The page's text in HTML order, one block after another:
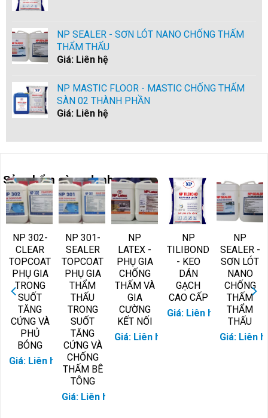
NP SEALER - SƠN LÓT NANO CHỐNG THẤM
THẨM THẤU
Giá: Liên hệ
NP MASTIC FLOOR - MASTIC CHỐNG THẤM
SÀN 02 THÀNH PHẦN
Giá: Liên hệ
Sản phẩm cùng danh mục:
NP 302-
CLEAR
TOPCOAT
PHỤ GIA
TRONG
SUỐT
TĂNG
CỨNG VÀ
PHỦ
BÓNG
Giá: Liên hệ
NP 301-
SEALER
TOPCOAT
PHỤ GIA
THẨM
THẤU
TRONG
SUỐT
TĂNG
CỨNG VÀ
CHỐNG
THẤM BÊ
TÔNG
Giá: Liên hệ
NP
LATEX -
PHỤ GIA
CHỐNG
THẤM VÀ
GIA
CƯỜNG
KẾT NỐI
Giá: Liên hệ
NP
TILIBOND
- KEO
DÁN
GẠCH
CAO CẤP
Giá: Liên hệ
NP
SEALER -
SƠN LÓT
NANO
CHỐNG
THẤM
THẨM
THẤU
Giá: Liên